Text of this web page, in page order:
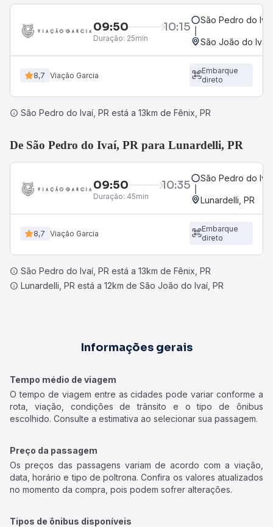
09:50 10:15
Duração: 25min
São Pedro do
São João do Ivaí,
8,7 Viação Garcia
Embarque
direto
São Pedro do Ivaí, PR está a 13km de Fênix, PR
De São Pedro do Ivaí, PR para Lunardelli, PR
09:50 10:35
Duração: 45min
São Pedro do
Lunardelli, PR
8,7 Viação Garcia
Embarque
direto
São Pedro do Ivaí, PR está a 13km de Fênix, PR
Lunardelli, PR está a 12km de São João do Ivaí, PR
Informações gerais
Tempo médio de viagem
O tempo de viagem entre as cidades pode variar conforme a
rota, viação, condições de trânsito e o tipo de ônibus
escolhido. Consulte a estimativa ao selecionar sua passagem.
Preço da passagem
Os preços das passagens variam de acordo com a viação,
data, horário e tipo de poltrona. Confira os valores atualizados
no momento da compra, pois podem sofrer alterações.
Tipos de ônibus disponíveis